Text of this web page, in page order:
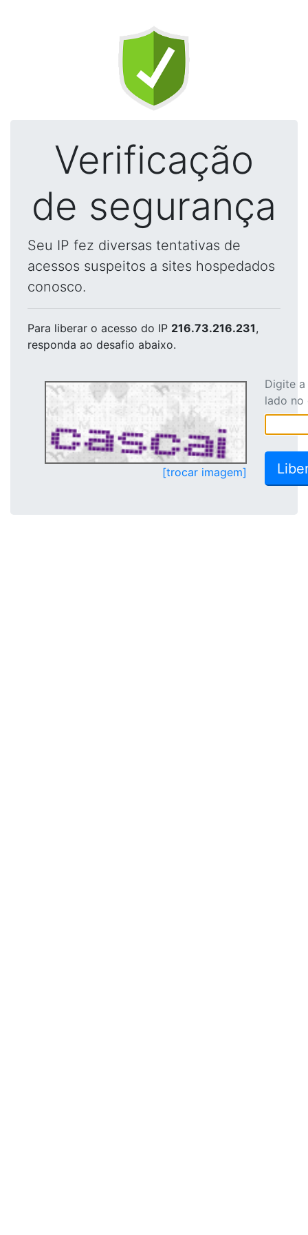
Verificação
de segurança
Seu IP fez diversas tentativas de
acessos suspeitos a sites hospedados
conosco.
Para liberar o acesso do IP 216.73.216.231,
responda ao desafio abaixo.
[trocar imagem]
Digite
lado no